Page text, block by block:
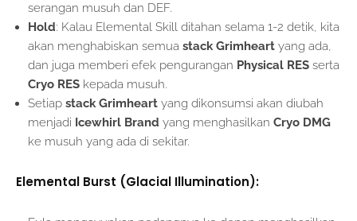
serangan musuh dan DEF.
Hold: Kalau Elemental Skill ditahan selama 1-2 detik, kita
akan menghabiskan semua stack Grimheart yang ada,
dan juga memberi efek pengurangan Physical RES serta
Cryo RES kepada musuh.
Setiap stack Grimheart yang dikonsumsi akan diubah
menjadi Icewhirl Brand yang menghasilkan Cryo DMG
ke musuh yang ada di sekitar.
Elemental Burst (Glacial Illumination):